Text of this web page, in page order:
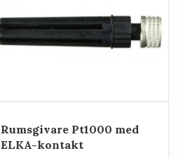
Rumsgivare Pt1000 med
ELKA-kontakt